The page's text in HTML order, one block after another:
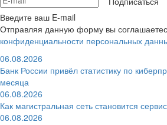
Введите ваш E-mail
Отправляя данную форму вы
конфиденциальности персональных
06.08.2026
Банк России привёл статистику по
месяца
06.08.2026
Как магистральная сеть становится
06.08.2026